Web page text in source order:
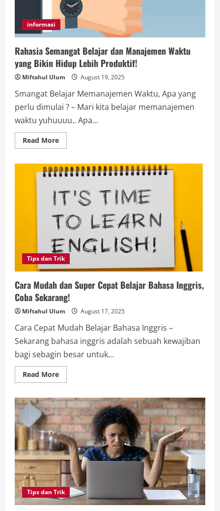
informasi
Rahasia Semangat Belajar dan Manajemen Waktu
yang Bikin Hidup Lebih Produktif!
Miftahul Ulum August 19, 2025
Smangat Belajar Memanajemen Waktu, Apa yang
perlu dimulai ? – Mari kita belajar memanajemen
waktu yuhuuuu.. Apa...
Read MoreRead
more
Semangat
Belajar
Waktu
yang
Bikin
Hidup
Lebih
Produktif!
Tips dan Trik
Cara Mudah dan Super Cepat Belajar Bahasa Inggris,
Coba Sekarang!
Miftahul Ulum August 17, 2025
Cara Cepat Mudah Belajar Bahasa Inggris –
Sekarang bahasa inggris adalah sebuah kewajiban
bagi sebagin besar untuk...
Read MoreRead
more
Mudah
dan
Super
Cepat
Belajar
Bahasa
Inggris,
Coba
Sekarang!
Tips dan Trik